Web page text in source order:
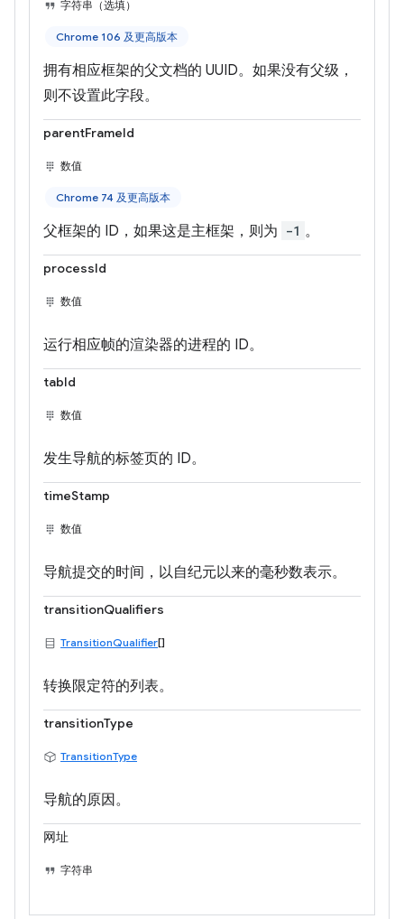
字符串（选填）
Chrome 106 及更高版本
拥有相应框架的父文档的 UUID。如果没有父级，
则不设置此字段。
parentFrameId
数值
Chrome 74 及更高版本
父框架的 ID，如果这是主框架，则为 -1 。
processId
数值
运行相应帧的渲染器的进程的 ID。
tabId
数值
发生导航的标签页的 ID。
timeStamp
数值
导航提交的时间，以自纪元以来的毫秒数表示。
transitionQualifiers
TransitionQualifier[]
转换限定符的列表。
transitionType
TransitionType
导航的原因。
网址
字符串